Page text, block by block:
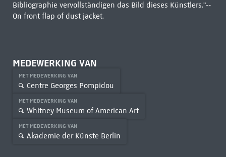
Bibliographie vervollständigen das Bild dieses Künstlers."--
On front flap of dust jacket.
MEDEWERKING VAN
MET MEDEWERKING VAN
Centre Georges Pompidou
MET MEDEWERKING VAN
Whitney Museum of American Art
MET MEDEWERKING VAN
Akademie der Künste Berlin